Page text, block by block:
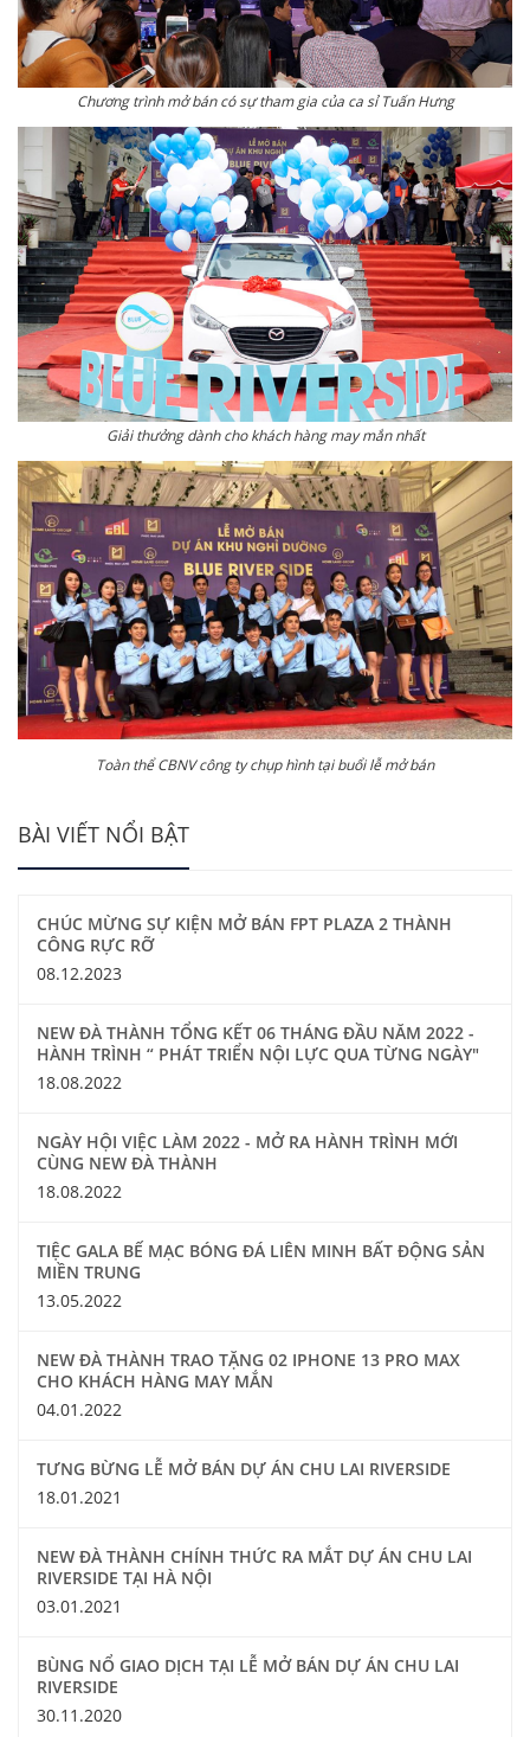
Chương trình mở bán có sự tham gia của ca sỉ Tuấn Hưng
Giải thưởng dành cho khách hàng may mắn nhất
Toàn thể CBNV công ty chụp hình tại buổi lễ mở bán
BÀI VIẾT NỔI BẬT
CHÚC MỪNG SỰ KIỆN MỞ BÁN FPT PLAZA 2 THÀNH
CÔNG RỰC RỠ
08.12.2023
NEW ĐÀ THÀNH TỔNG KẾT 06 THÁNG ĐẦU NĂM 2022 -
HÀNH TRÌNH “ PHÁT TRIỂN NỘI LỰC QUA TỪNG NGÀY"
18.08.2022
NGÀY HỘI VIỆC LÀM 2022 - MỞ RA HÀNH TRÌNH MỚI
CÙNG NEW ĐÀ THÀNH
18.08.2022
TIỆC GALA BẾ MẠC BÓNG ĐÁ LIÊN MINH BẤT ĐỘNG SẢN
MIỀN TRUNG
13.05.2022
NEW ĐÀ THÀNH TRAO TẶNG 02 IPHONE 13 PRO MAX
CHO KHÁCH HÀNG MAY MẮN
04.01.2022
TƯNG BỪNG LỄ MỞ BÁN DỰ ÁN CHU LAI RIVERSIDE
18.01.2021
NEW ĐÀ THÀNH CHÍNH THỨC RA MẮT DỰ ÁN CHU LAI
RIVERSIDE TẠI HÀ NỘI
03.01.2021
BÙNG NỔ GIAO DỊCH TẠI LỄ MỞ BÁN DỰ ÁN CHU LAI
RIVERSIDE
30.11.2020